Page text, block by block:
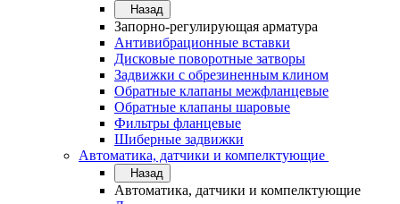
Назад
Запорно-регулирующая арматура
Антивибрационные вставки
Дисковые поворотные затворы
Задвижки с обрезиненным клином
Обратные клапаны межфланцевые
Обратные клапаны шаровые
Фильтры фланцевые
Шиберные задвижки
Автоматика, датчики и компелктующие
Назад
Автоматика, датчики и компелктующие